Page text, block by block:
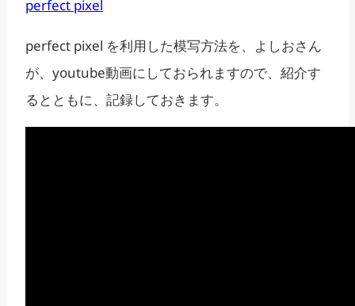
perfect pixel
perfect pixel を利用した模写方法を、よしおさん
が、youtube動画にしておられますので、紹介す
るとともに、記録しておきます。